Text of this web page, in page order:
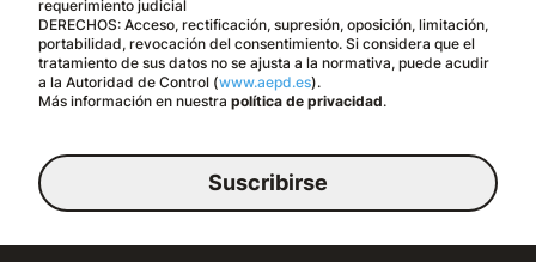
Español
Política de privacidad
requerimiento judicial
DERECHOS: Acceso, rectificación, supresión, oposición, limitación,
portabilidad, revocación del consentimiento. Si considera que el
tratamiento de sus datos no se ajusta a la normativa, puede acudir
a la Autoridad de Control (www.aepd.es).
Más información en nuestra política de privacidad.
Suscribirse